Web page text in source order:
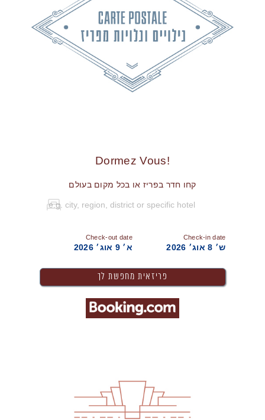
!Dormez Vous
קחו חדר בפריז או בכל מקום בעולם
Check-in date
ש׳ 8 אוג׳ 2026
Check-out date
א׳ 9 אוג׳ 2026